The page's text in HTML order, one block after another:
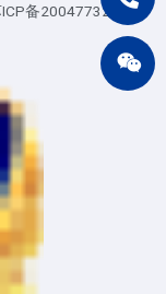
备20047732号